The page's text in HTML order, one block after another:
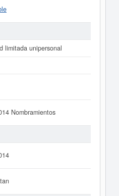
limitada unipersonal
Nombramientos